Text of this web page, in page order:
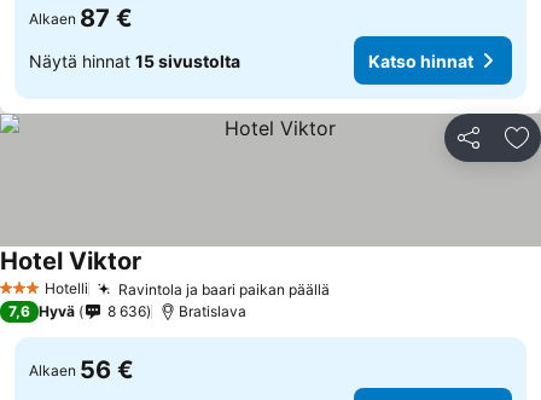
Alkaen 87 €
Näytä hinnat 15 sivustolta Katso hinnat
Jaa
3 Tähtiluokitus
Hotelli Ravintola ja baari paikan päällä
Hotel Viktor
7,6 Hyvä 8 636 Bratislava
Alkaen 56 €